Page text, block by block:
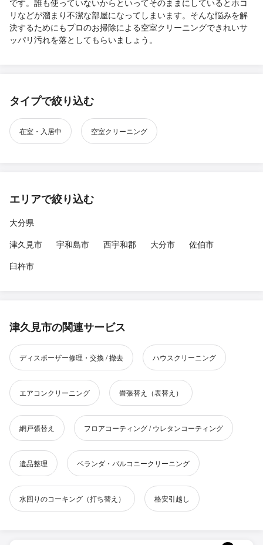
リなどが溜まり不潔な部屋になってしまいます。そんな悩みを解
決するためにもプロのお掃除による空室クリーニングできれいサ
ッパリ汚れを落としてもらいましょう。
タイプで絞り込む
在室・入居中 空室クリーニング
エリアで絞り込む
大分県
津久見市
宇和島市 西宇和郡 大分市
佐伯市
臼杵市
津久見市の関連サービス
ディスポーザー修理・交換 / 撤去 ハウスクリーニング
エアコンクリーニング 畳張替え（表替え）
網戸張替え フロアコーティング / ウレタンコーティング
遺品整理 ベランダ・バルコニークリーニング
水回りのコーキング（打ち替え） 格安引越し